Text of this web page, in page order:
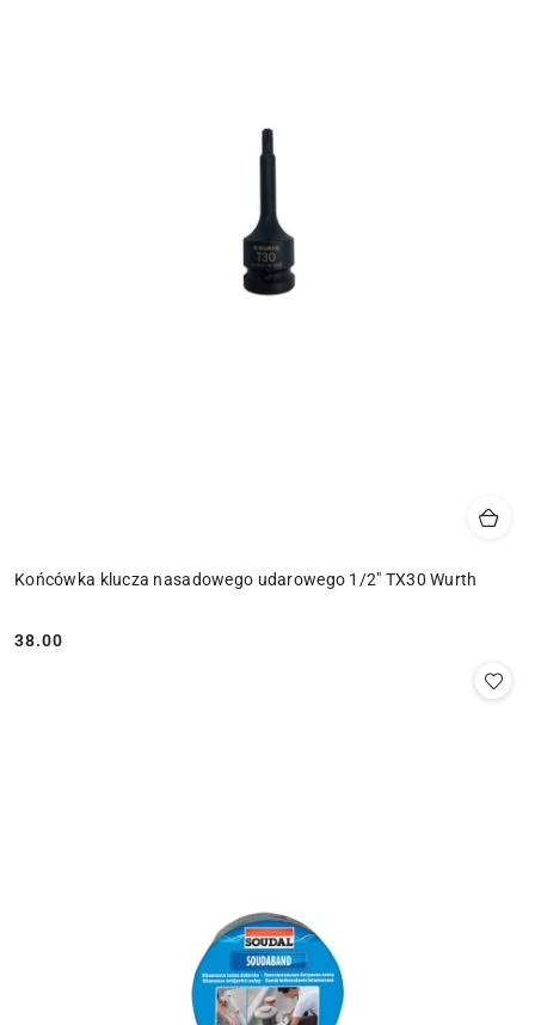
Końcówka klucza nasadowego udarowego 1/2" TX30 Wurth
Cena:
38.00